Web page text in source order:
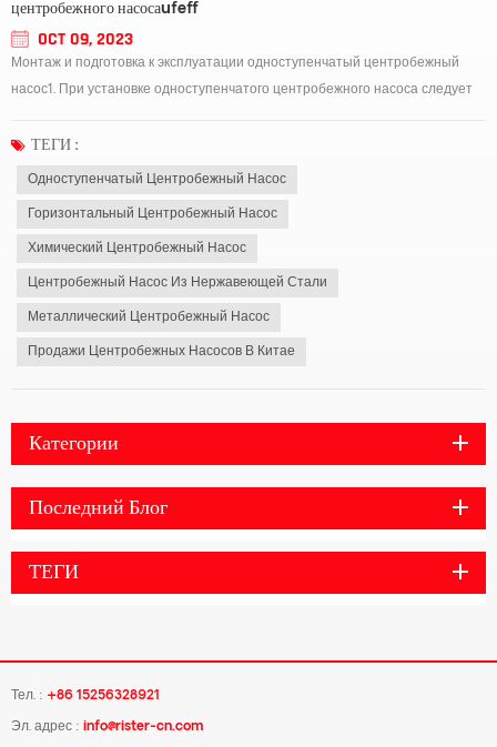
центробежного насосаufeff
OCT 09, 2023
Монтаж и подготовка к эксплуатации одноступенчатый центробежный
насос1. При установке одноступенчатого центробежного насоса следует
центробежный насос в основном состоит из корпуса насоса, рабочего
колеса, уплотнительного кольца, ва...
ТЕГИ :
Одноступенчатый Центробежный Насос
Горизонтальный Центробежный Насос
Химический Центробежный Насос
Центробежный Насос Из Нержавеющей Стали
Металлический Центробежный Насос
Продажи Центробежных Насосов В Китае
Категории
Последний Блог
ТЕГИ
Тел. : +86 15256328921
Эл. адрес : info@rister-cn.com